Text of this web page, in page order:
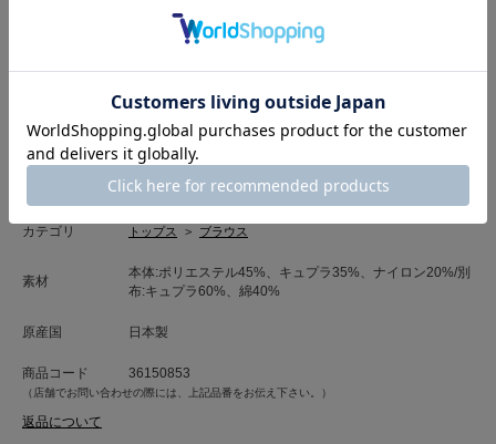
【アウトレットセール商品のご注意】
※タグが直接、箱に張られている場合がございます。
格はサイト表記の価格となります。
※箱の破損や補強している場合がございますので予めご了承下さい。
雑誌掲載
ミセスのスタイルブック2025年秋冬号 掲載
カテゴリ トップス > ブラウス
素材
本体:ポリエステル45%、キュプラ35%、ナイロン20%/別
布:キュプラ60%、綿40%
原産国 日本製
商品コード 36150853
（店舗でお問い合わせの際には、上記品番をお伝え下さい。）
返品について